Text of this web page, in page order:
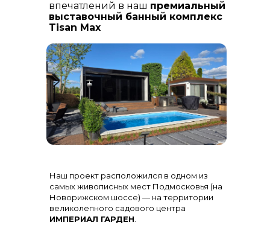
впечатлений в наш премиальный
выставочный банный комплекс
Tisan Max
Наш проект расположился в одном из
самых живописных мест Подмосковья (на
Новорижском шоссе) — на территории
великолепного садового центра
ИМПЕРИАЛ ГАРДЕН
алюминиевыми импостами
черного цвета для жесткости и
стиля